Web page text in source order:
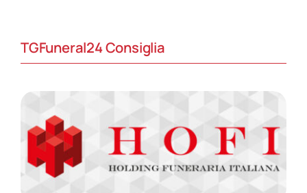
TGFuneral24 Consiglia